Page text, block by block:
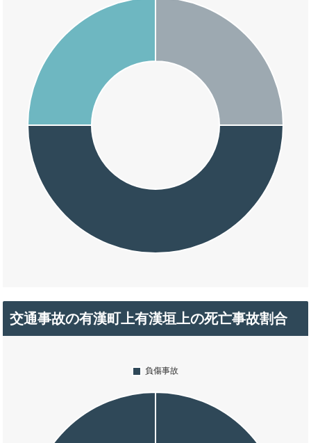
交通事故の有漢町上有漢垣上の死亡事故割合